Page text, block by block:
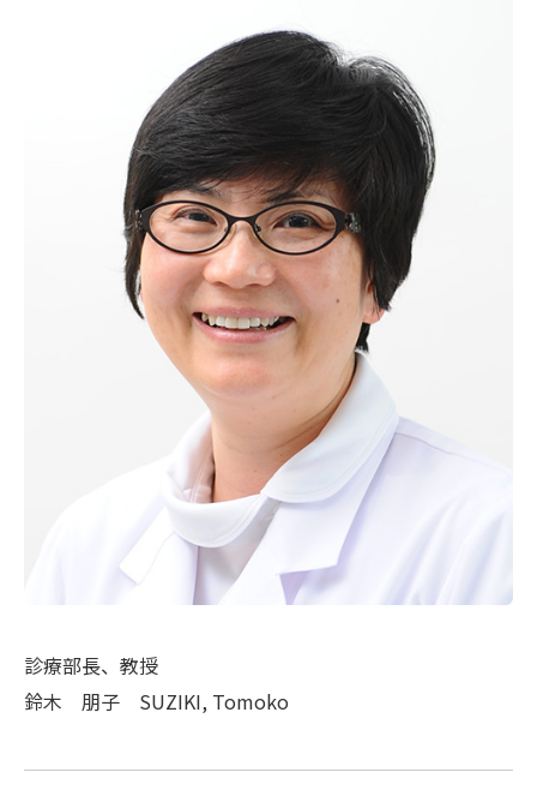
診療部長、教授
鈴木 朋子 SUZIKI, Tomoko
健診・人間ドック
人間ドックのご案内
健康診断のご案内
予防医学センター
医療機関の方へ
予約センター（電話初診予約）
病院紹介
病院の基本理念
病院機能評価